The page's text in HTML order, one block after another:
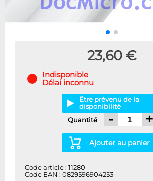
23,60 €
Indisponible
Délai inconnu
Être prévenu de la
disponibilité
Quantité
- +
Ajouter au panier
Code article : 11280
Code EAN : 0829596904253